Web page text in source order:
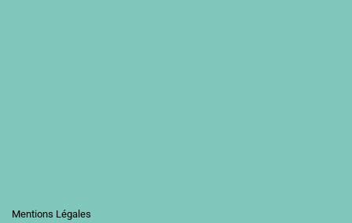
Mentions Légales